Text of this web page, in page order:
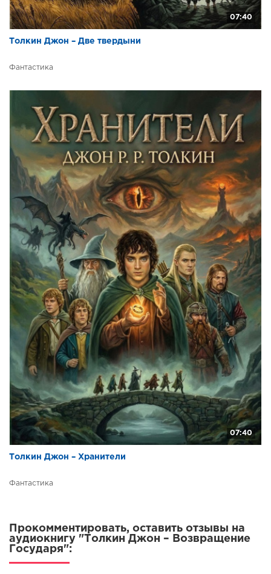
07:40
Толкин Джон – Две твердыни
Фантастика
07:40
Толкин Джон – Хранители
Фантастика
Прокомментировать, оставить отзывы на
аудиокнигу "Толкин Джон – Возвращение
Государя":